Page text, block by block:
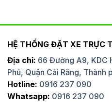
HỆ THỐNG ĐẶT XE TRỰC
Địa chỉ: 66 Đường A9, KDC
Phú, Quận Cái Răng, Thành
Hotline: 0916 237 090
Whatsapp: 0916 237 090